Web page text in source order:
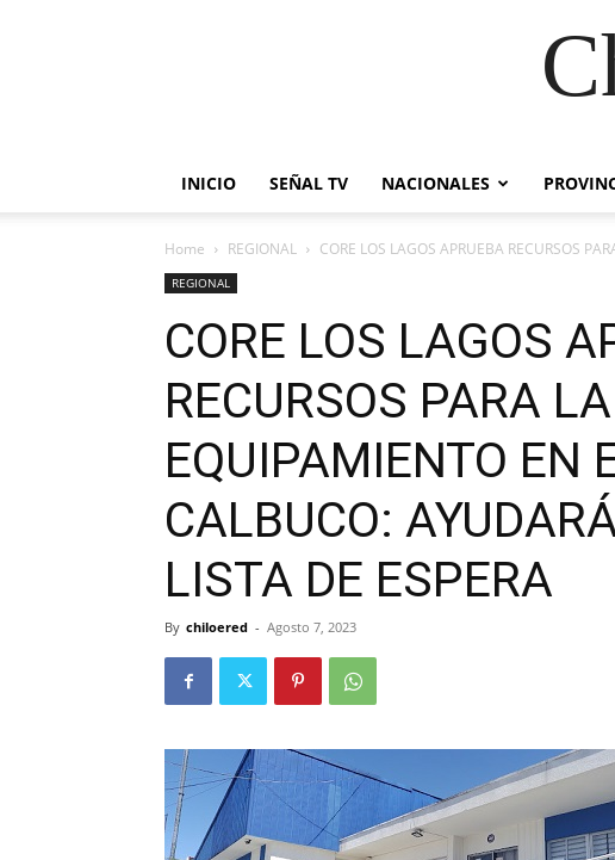
INICIO SEÑAL TV NACIONALES
Home REGIONAL CORE LOS LAGOS APRUEBA RECURSOS
REGIONAL
CORE LOS LAGOS
RECURSOS PARA
EQUIPAMIENTO EN
CALBUCO:
LISTA DE ESPERA
By chiloered - Agosto 7, 2023